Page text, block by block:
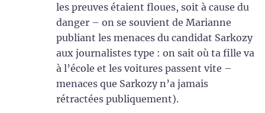
les preuves étaient floues, soit à cause du
danger – on se souvient de Marianne
publiant les menaces du candidat Sarkozy
aux journalistes type : on sait où ta fille va
à l’école et les voitures passent vite –
menaces que Sarkozy n’a jamais
rétractées publiquement).